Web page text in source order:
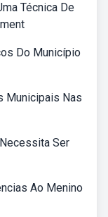
Técnica De
Do Município
Municipais Nas
Ser
Ao Menino